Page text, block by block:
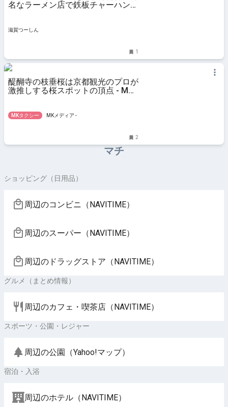
名なラーメン店で鉄板チャーハンと
滋賀つーしん
1
醍醐寺の枝垂桜は京都観光のプロが
激推しする桜スポットの頂点 - MK
MKタクシー MKメディア -
2
マチ
ショッピング（日用品）
周辺のコンビニ（NAVITIME）
周辺のスーパー（NAVITIME）
周辺のドラッグストア（NAVITIME）
グルメ（まとめ情報）
周辺のカフェ・喫茶店（NAVITIME）
スポーツ・公園・レジャー
周辺の公園（Yahoo!マップ）
宿泊・入浴
周辺のホテル（NAVITIME）